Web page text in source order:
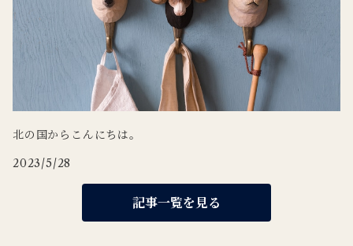
北の国からこんにちは。
2023/5/28
記事一覧を見る